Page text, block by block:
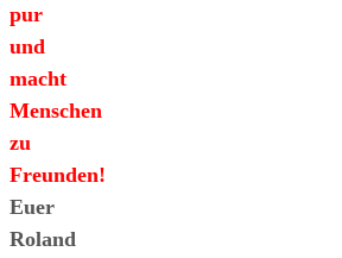
pur
und
macht
Menschen
zu
Freunden!
Euer
Roland